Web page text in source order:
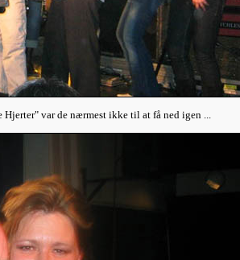
Hjerter" var de nærmest ikke til at få ned igen ...